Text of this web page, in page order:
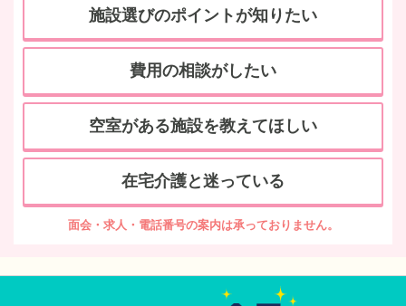
施設選びのポイントが知りたい
費用の相談がしたい
空室がある施設を教えてほしい
在宅介護と迷っている
面会・求人・電話番号の案内は承っておりません。